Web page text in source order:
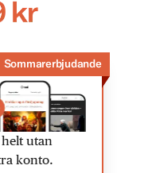
Sommarerbjudande
utan
konto.